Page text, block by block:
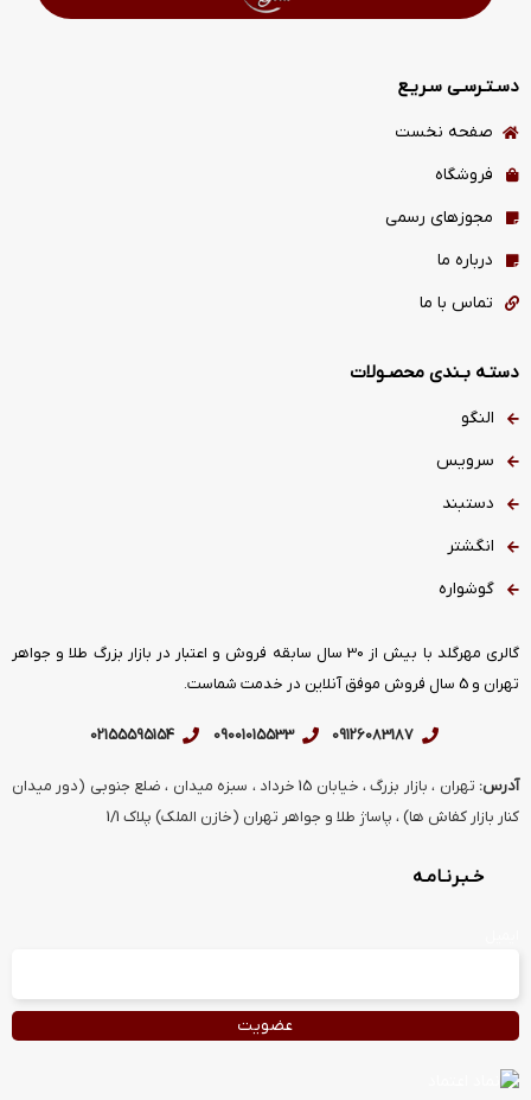
دسـتـرسـی سـریـع
صفحه نخست
فروشگاه
مجوزهای رسمی
درباره ما
تماس با ما
دستـه بـندی محصـولات
النگو
سرویس
دستبند
انگشتر
گوشواره
گالری مهرگلد با بیش از 30 سال سابقه فروش و اعتبار در بازار بزرگ طلا و جواهر
تهران و 5 سال فروش موفق آنلاین در خدمت شماست.
09126083187
09001015533
02155595154
آدرس:
تهران ، بازار بزرگ ، خیابان 15 خرداد ، سبزه میدان ، ضلع جنوبی (دور میدان
کنار بازار کفاش ها) ، پاساژ طلا و جواهر تهران (خازن الملک) پلاک 1/1
خـبـرنـامـه